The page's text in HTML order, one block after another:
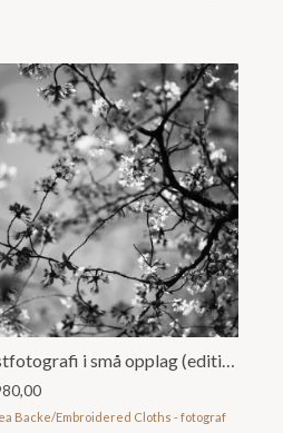
Kunstfotografi i små opplag (editions)
Backe/Embroidered Cloths - fotograf